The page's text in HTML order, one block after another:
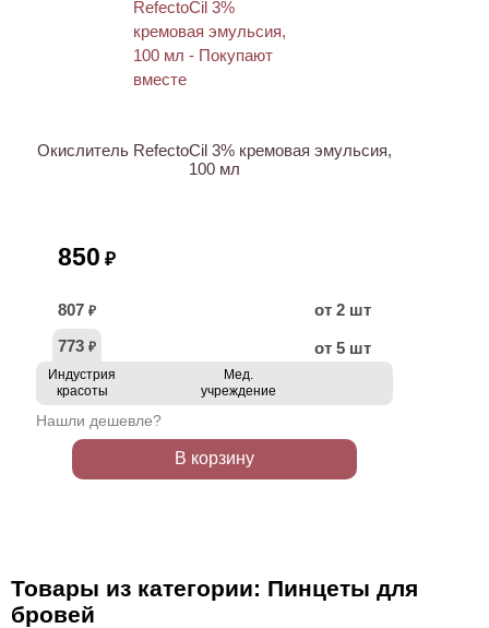
Окислитель RefectoCil 3% кремовая эмульсия,
100 мл
850 ₽
807 ₽
от 2 шт
773 ₽ от 5 шт
Индустрия
красоты
Мед.
учреждение
Нашли дешевле?
В корзину
Товары из категории: Пинцеты для
бровей